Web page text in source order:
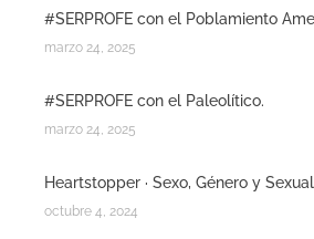
#SERPROFE con el Poblamiento
marzo 24, 2025
#SERPROFE con el Paleolítico.
marzo 24, 2025
Heartstopper · Sexo, Género y
octubre 4, 2024